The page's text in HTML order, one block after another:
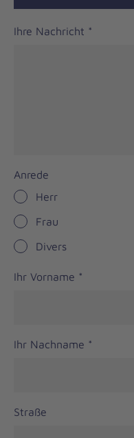
Ihre Nachricht *
Anrede
Herr
Frau
Divers
Ihr Vorname *
Ihr Nachname *
Straße